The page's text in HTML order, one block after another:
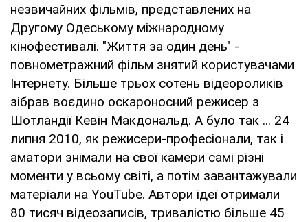
незвичайних фільмів, представлених на
Другому Одеському міжнародному
кінофестивалі. "Життя за один день" -
повнометражний фільм знятий користувачами
Інтернету. Більше трьох сотень відеороликів
зібрав воєдино оскароносний режисер з
Шотландії Кевін Макдональд. А було так ... 24
липня 2010, як режисери-професіонали, так і
аматори знімали на свої камери самі різні
моменти у всьому світі, а потім завантажували
матеріали на YouTube. Автори ідеї отримали
80 тисяч відеозаписів, тривалістю більше 45